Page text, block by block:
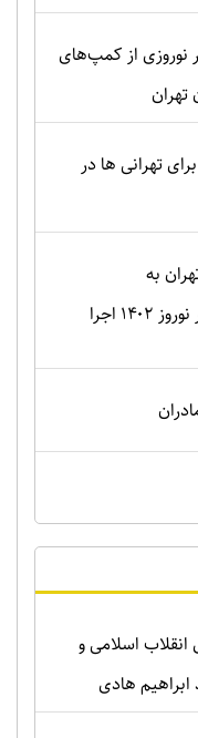
مسافر نوروزی از کمپ‌های
تهرانی ها در
به
شهرستان‌های استان تهران در نوروز ۱۴۰۲ اجرا
انقلاب اسلامی و
هادی